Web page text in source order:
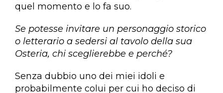
quel momento e lo fa suo.
Se potesse invitare un personaggio storico
o letterario a sedersi al tavolo della sua
Osteria, chi sceglierebbe e perché?
Senza dubbio uno dei miei idoli e
probabilmente colui per cui ho deciso di